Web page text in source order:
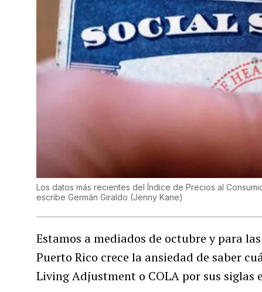
Los datos más recientes del Índice de Precios al
escribe Germán Giraldo (Jenny Kane)
Estamos a mediados de octubre y para
Puerto Rico crece la ansiedad de saber
Living Adjustment o COLA por sus siglas